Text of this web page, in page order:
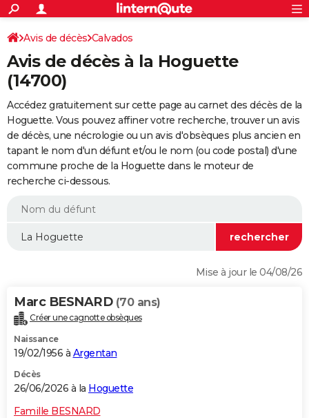
ACTUALITÉS
Politique
Société
Faits Divers
Education
Monde
Villes
+
SPORT
Coupe du monde 2026
Football
Tennis
Cyclisme
Rugby
Forum
FINANCE
Retraite
Impôts
Epargne
Immobilier
Risques naturels par ville
Banque
Assurance
Crédit
AUTO
Essais
Réserver un essai
Citadines
Berlines
SUV
Forum auto
+
HIGH-TECH
Mobiles
Meilleur smartphone
Internet
Ordinateurs
Jeux vidéo
Guide high-tech
+
BRICOLAGE
Forum
Aménagement intérieur
Extérieur
Cuisine
Salle de bains
Jardinage
Rangement
WEEK-END
Guides de France
Escapades
Patrimoine
Expositions
Musées
Week-end nature
LIFESTYLE
Alimentation
Guide de la santé
Maladies
Médicaments
Sommeil
VOYAGE
Destinations
City break
Voyage nature
Voyage de noces
Forum
Climat
+PHOTO
GUIDES D'ACHAT
BONS PLANS
CARTE DE VOEUX
Avis de décès Calvados
Avis de décès à la Hoguette
(14700)
Accédez gratuitement sur cette page au carnet des décès de la
Hoguette. Vous pouvez affiner votre recherche, trouver un avis
de décès, une nécrologie ou un avis d'obsèques plus ancien en
tapant le nom d'un défunt et/ou le nom (ou code postal) d'une
commune proche de la Hoguette dans le moteur de
recherche ci-dessous.
Mise à jour le 04/08/26
Marc BESNARD (70 ans)
Créer une cagnotte obsèques
Naissance
19/02/1956 à Argentan
Décès
26/06/2026 à la Hoguette
Famille BESNARD